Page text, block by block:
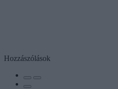
Hozzászólások